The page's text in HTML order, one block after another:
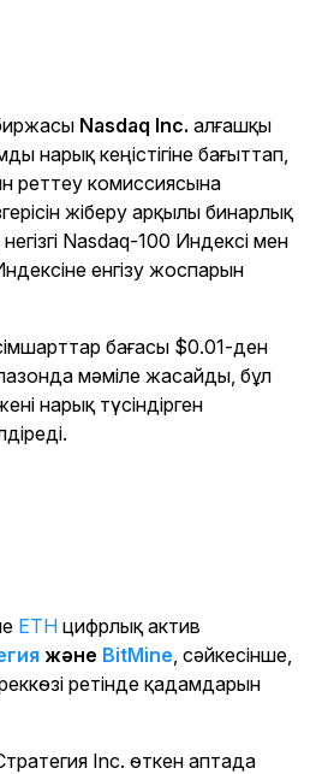
Nasdaq Inc. алғашқы
нарық кеңістігіне бағыттап,
комиссиясына
жіберу арқылы бинарлық
Nasdaq-100 Индексі мен
енгізу жоспарын
бағасы $0.01-ден
мәміле жасайды, бұл
нарық түсіндірген
ETH цифрлық актив
және BitMine, сәйкесінше,
ретінде қадамдарын
Inc. өткен аптада